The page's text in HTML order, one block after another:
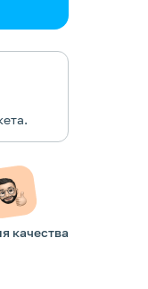
качества